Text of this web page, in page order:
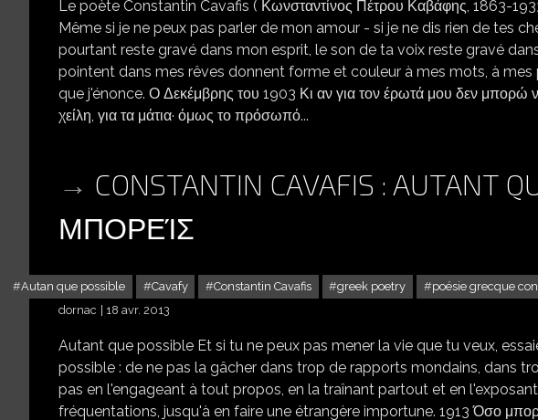
Le poète Constantin Cavafis ( Κωνσταντίνος Πέτρου Καβάφης, 1863-
Même si je ne peux pas parler de mon amour - si je ne dis rien de tes
pourtant reste gravé dans mon esprit, le son de ta voix reste gravé
pointent dans mes rêves donnent forme et couleur à mes mots, à
que j'énonce. Ο Δεκέμβρης του 1903 Κι αν για τον έρωτά μου δεν μπορώ
χείλη, για τα μάτια· όμως το πρόσωπό...
CONSTANTIN CAVAFIS : AUTANT
ΜΠΟΡΕΊΣ
Autan que possible Cavafy Constantin Cavafis greek poetry poésie grecque
dornac
18 avr. 2013
Autant que possible Et si tu ne peux pas mener la vie que tu veux,
possible : de ne pas la gâcher dans trop de rapports mondains, dans
pas en l'engageant à tout propos, en la traînant partout et en
fréquentations, jusqu'à en faire une étrangère importune. 1913 Όσο